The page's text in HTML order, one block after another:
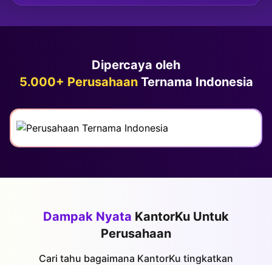
Dipercaya oleh
5.000+ PerusahaanTernama Indonesia
Dampak Nyata KantorKu Untuk
Perusahaan
Cari tahu bagaimana KantorKu tingkatkan